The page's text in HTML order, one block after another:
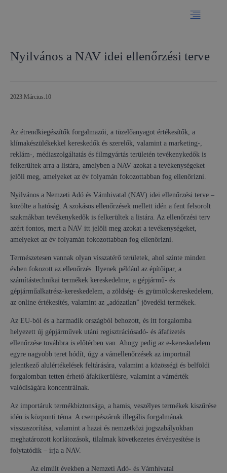
Nyilvános a NAV idei ellenőrzési terve
2023.március.10
Az étrendkiegészítők forgalmazói, a tüzelőanyagot értékesítők, a
klímakészülékekkel kereskedők és szerelők, valamint a marketing-,
reklám-, médiaszolgáltatás és filmgyártás területén tevékenykedők is
felkerültek arra a listára, amelyben a NAV azokat a tevékenységeket
jelöli meg, amelyeket az év folyamán fokozottabban fog ellenőrizni.
Nyilvános a Nemzeti Adó és Vámhivatal (NAV) idei ellenőrzési terve –
közölte a hatóság. A szokásos ellenőrzések mellett idén a fent felsorolt
szakmákban tevékenykedők is felkerültek a listára. Az ellenőrzési terv
azért fontos, mert a NAV itt jelöli meg azokat a tevékenységeket,
amelyeket az év folyamán fokozottabban fog ellenőrizni.
Természetesen vannak olyan visszatérő területek, ahol szinte minden
évben fokozott az ellenőrzés. Ilyenek például az építőipar, a
számítástechnikai termékek kereskedelme, a gépjármű- és
gépjárműalkatrész-kereskedelem, a zöldség- és gyümölcskereskedelem,
az online értékesítés, valamint az „adózatlan” jövedéki termékek.
Az EU-ból és a harmadik országból behozott, és itt forgalomba
helyezett új gépjárművek utáni regisztrációsadó- és áfafizetés
ellenőrzése továbbra is előtérben van. Ahogy pedig az e-kereskedelem
egyre nagyobb teret hódít, úgy a vámellenőrzések az importnál
jelentkező alulértékelések feltárására, valamint a közösségi és belföldi
forgalomban tetten érhető áfakikerülésre, valamint a vámérték
valódiságára koncentrálnak.
Az importáruk termékbiztonsága, a hamis, veszélyes termékek kiszűrése
idén is központi téma. A csempészáruk illegális forgalmának
visszaszorítása, valamint a hazai és nemzetközi jogszabályokban
meghatározott korlátozások, tilalmak következetes érvényesítése is
folytatódik – írja a NAV.
Az elmúlt években a Nemzeti Adó- és Vámhivatal